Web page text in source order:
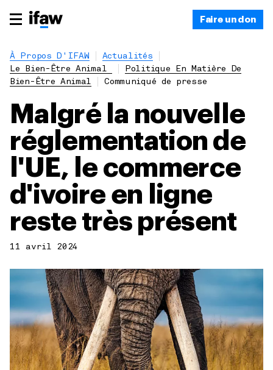
Faire un don
À Propos D'IFAW
Actualités
Le Bien-Être Animal
Politique En Matière De
Bien-Être Animal
Communiqué de presse
Malgré la nouvelle
réglementation de
l'UE, le commerce
d'ivoire en ligne
reste très présent
11 avril 2024